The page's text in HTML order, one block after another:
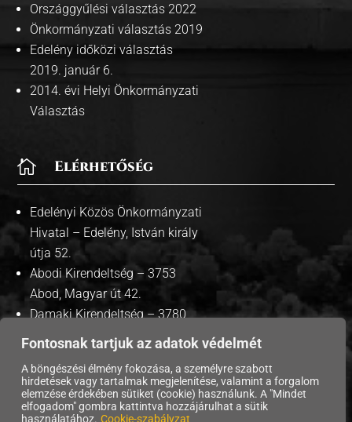
Fontosnak tartjuk az adatok védelmét
A böngészési élmény fokozása, a személyre szabott
hirdetések vagy tartalmak megjelenítése, valamint a forgalom
elemzése érdekében sütiket (cookie) használunk. A "Mindet
elfogadom" gombra kattintva hozzájárulhat a sütik
használatához. Cookie-szabályzat
Országgyűlési választás 2022
Önkormányzati választás 2019
Edelény időközi választás
2019. január 6.
2014. évi Helyi Önkormányzati
Választás
 Elérhetőség
Edelényi Közös Önkormányzati
Hivatal – Edelény, István király
útja 52.
Abodi Kirendeltség – 3753
Abod, Magyar út 42.
Damaki Kirendeltség – 3780
Damak, Szabadság út 35.
Copyright © 2026 Edelény Város Önkormányzata. |